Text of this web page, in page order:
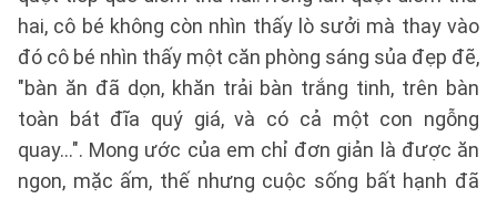
hai, cô bé không còn nhìn thấy lò sưởi mà thay vào
đó cô bé nhìn thấy một căn phòng sáng sủa đẹp đẽ,
"bàn ăn đã dọn, khăn trải bàn trắng tinh, trên bàn
toàn bát đĩa quý giá, và có cả một con ngỗng
quay...". Mong ước của em chỉ đơn giản là được ăn
ngon, mặc ấm, thế nhưng cuộc sống bất hạnh đã